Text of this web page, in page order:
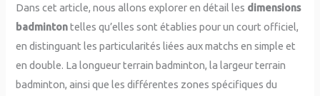
Dans cet article, nous allons explorer en détail les dimensions
badmintontelles qu’elles sont établies pour un court officiel,
en distinguant les particularités liées aux matchs en simple et
en double. La longueur terrain badminton, la largeur terrain
badminton, ainsi que les différentes zones spécifiques du